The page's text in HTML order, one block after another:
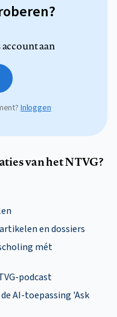
account aan
Inloggen
van het NTVG?
en dossiers
mét
podcast
AI-toepassing 'Ask